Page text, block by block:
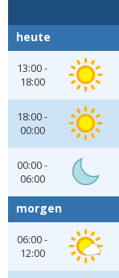
heute
13:00 -
18:00
18:00 -
00:00
00:00 -
06:00
morgen
06:00 -
12:00